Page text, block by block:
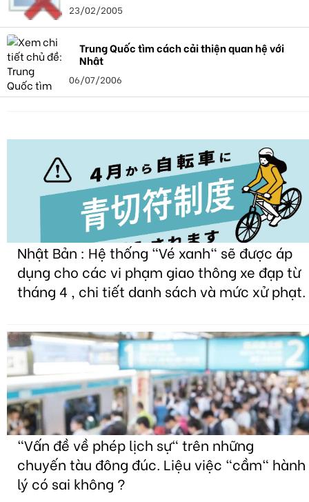
23/02/2005
Trung Quốc tìm cách cải thiện quan hệ với
Nhật
06/07/2006
Nhật Bản : Hệ thống "Vé xanh" sẽ được áp
dụng cho các vi phạm giao thông xe đạp từ
tháng 4 , chi tiết danh sách và mức xử phạt.
"Vấn đề về phép lịch sự" trên những
chuyến tàu đông đúc. Liệu việc "cầm" hành
lý có sai không ?